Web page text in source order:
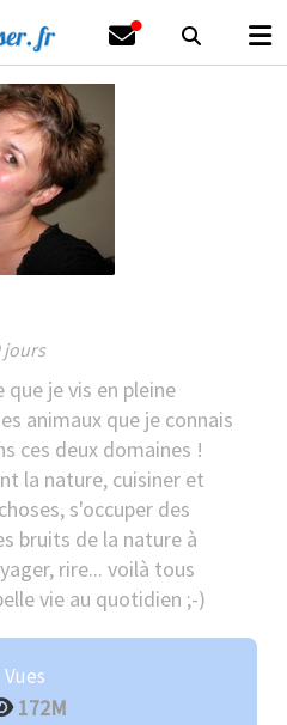
jours
je vis en pleine
animaux que je connais
ces deux domaines !
la nature, cuisiner et
s'occuper des
bruits de la nature à
rire... voilà tous
vie au quotidien ;-)
Vues
172M